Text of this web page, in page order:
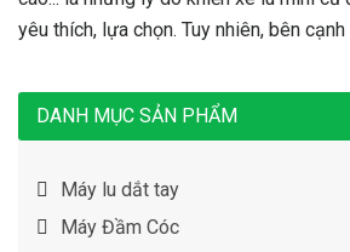
yêu thích, lựa chọn. Tuy nhiên, bên cạnh
DANH MỤC SẢN PHẨM
Máy lu dắt tay
Máy Đầm Cóc